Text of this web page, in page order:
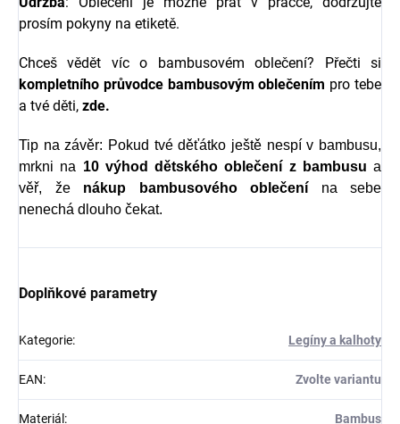
prosím pokyny na etiketě.
Chceš vědět víc o bambusovém oblečení? Přečti si
kompletního průvodce bambusovým oblečením pro tebe
a tvé děti, zde.
Tip na závěr: Pokud tvé děťátko ještě nespí v bambusu,
mrkni na 10 výhod dětského oblečení z bambusu a
věř, že nákup bambusového oblečení na sebe
nenechá dlouho čekat.
Doplňkové parametry
Kategorie: Legíny a kalhoty
EAN: Zvolte variantu
Materiál: Bambus